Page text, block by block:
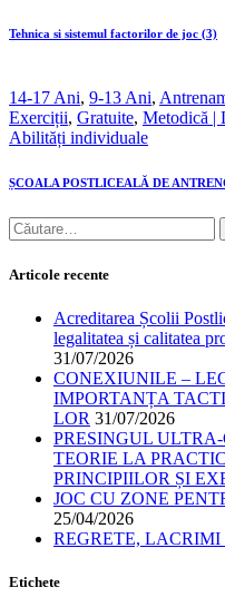
Tehnica si sistemul factorilor de joc (3)
14-17 Ani, 9-13 Ani,
Exerciții, Gratuite, Metodică |
Abilități individuale
ȘCOALA POSTLICEALĂ DE
Articole recente
Acreditarea Școlii
legalitatea și calitatea
31/07/2026
CONEXIUNILE –
IMPORTANȚA
LOR 31/07/2026
PRESINGUL
TEORIE LA
PRINCIPIILOR ȘI
JOC CU ZONE
25/04/2026
REGRETE, LACRIMI
Etichete